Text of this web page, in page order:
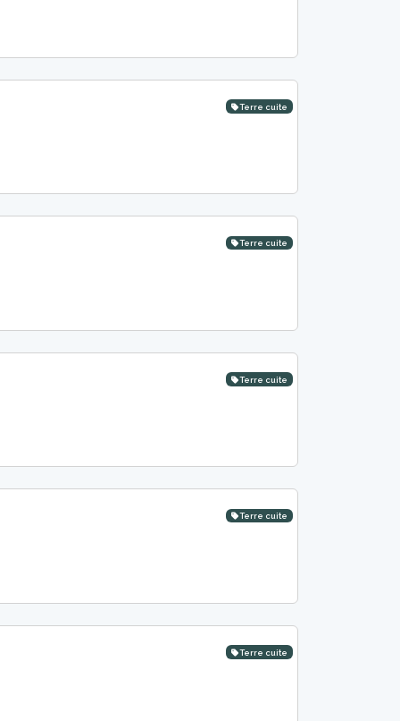
Terre cuite
Terre cuite
Terre cuite
Terre cuite
Terre cuite